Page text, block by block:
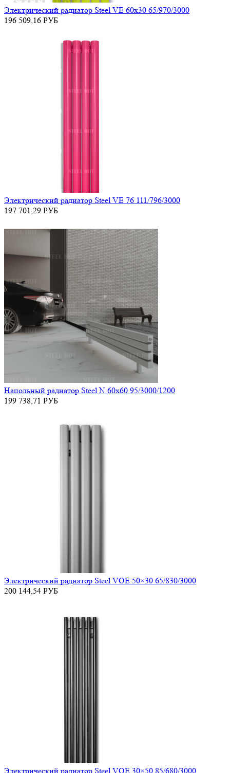
Электрический радиатор Steel VE 60х30 65/970/3000
196 509,16 РУБ
Электрический радиатор Steel VE 76 111/796/3000
197 701,29 РУБ
Напольный радиатор Steel N 60х60 95/3000/1200
199 738,71 РУБ
Электрический радиатор Steel VOE 50×30 65/830/3000
200 144,54 РУБ
Электрический радиатор Steel VOE 30×50 85/680/3000